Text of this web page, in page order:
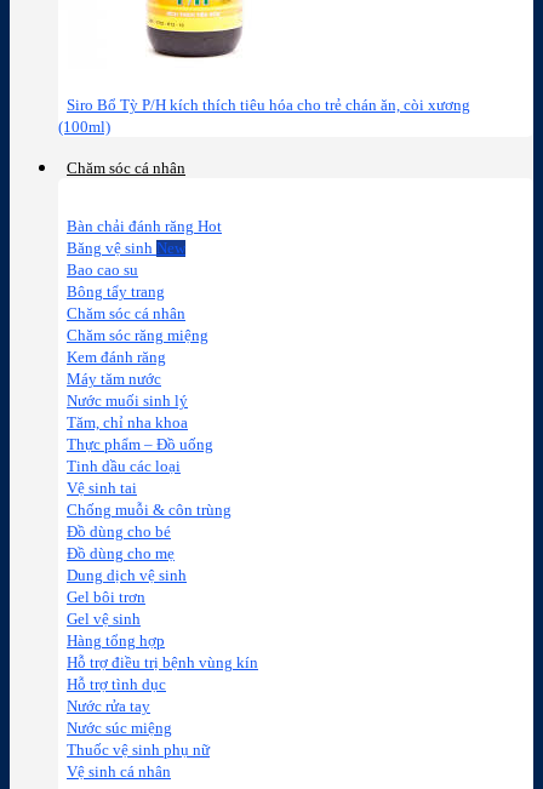
Siro Bổ Tỳ P/H kích thích tiêu hóa cho trẻ chán ăn, còi xương
(100ml)
Chăm sóc cá nhân
Bàn chải đánh răng
Băng vệ sinh
Bao cao su
Bông tẩy trang
Chăm sóc cá nhân
Chăm sóc răng miệng
Kem đánh răng
Máy tăm nước
Nước muối sinh lý
Tăm, chỉ nha khoa
Thực phẩm – Đồ uống
Tinh dầu các loại
Vệ sinh tai
Chống muỗi & côn trùng
Đồ dùng cho bé
Đồ dùng cho mẹ
Dung dịch vệ sinh
Gel bôi trơn
Gel vệ sinh
Hàng tổng hợp
Hỗ trợ điều trị bệnh vùng kín
Hỗ trợ tình dục
Nước rửa tay
Nước súc miệng
Thuốc vệ sinh phụ nữ
Vệ sinh cá nhân